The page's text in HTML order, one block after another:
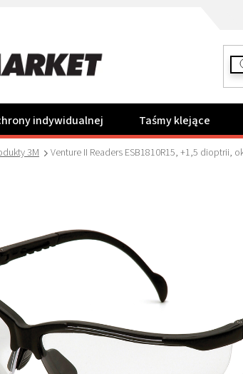
indywidualnej Taśmy klejące
3M Venture II Readers ESB1810R15, +1,5 dioptrii,